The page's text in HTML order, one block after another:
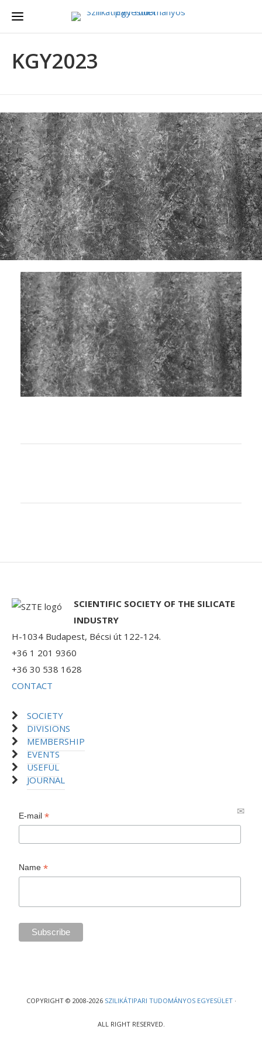
KGY2023
SCIENTIFIC SOCIETY OF THE SILICATE
INDUSTRY
H-1034 Budapest, Bécsi út 122-124.
+36 1 201 9360
+36 30 538 1628
CONTACT
SOCIETY
DIVISIONS
MEMBERSHIP
EVENTS
USEFUL
JOURNAL
E-mail*
Name*
COPYRIGHT © 2008-2026 SZILIKÁTIPARI TUDOMÁNYOS EGYESÜLET·
ALL RIGHT RESERVED.